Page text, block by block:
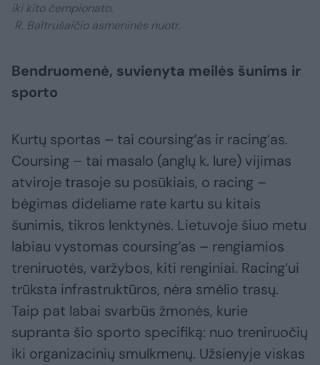
iki kito čempionato.
R. Baltrušaičio asmeninės nuotr.
Bendruomenė, suvienyta meilės šunims ir
sporto
Kurtų sportas – tai coursing‘as ir racing‘as.
Coursing – tai masalo (anglų k. lure) vijimas
atviroje trasoje su posūkiais, o racing –
bėgimas dideliame rate kartu su kitais
šunimis, tikros lenktynės. Lietuvoje šiuo metu
labiau vystomas coursing‘as – rengiamios
treniruotės, varžybos, kiti renginiai. Racing‘ui
trūksta infrastruktūros, nėra smėlio trasų.
Taip pat labai svarbūs žmonės, kurie
supranta šio sporto specifiką: nuo treniruočių
iki organizacinių smulkmenų. Užsienyje viskas